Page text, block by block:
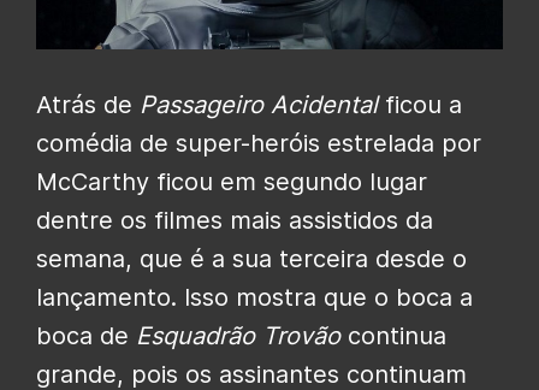
Atrás de Passageiro Acidentalficou a
comédia de super-heróis estrelada por
McCarthy ficou em segundo lugar
dentre os filmes mais assistidos da
semana, que é a sua terceira desde o
lançamento. Isso mostra que o boca a
boca de Esquadrão Trovãocontinua
grande, pois os assinantes continuam